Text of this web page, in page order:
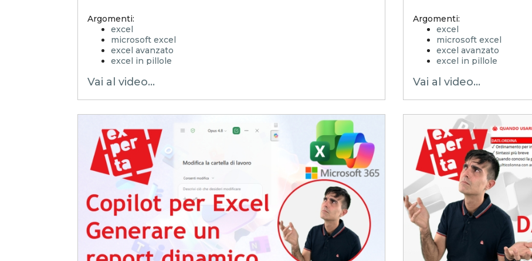
Argomenti:
excel
microsoft excel
excel avanzato
excel in pillole
EXCELtrucchiesegreti
xlsx
excel tips
EXCELoltreognilimiteTRUCCHIeSEGRETI
controllo di gestione
excel facile
excel tutorial italiano
excel magico
microsoft 365
check box
convalida dati
impedire selezione
verifica condizioni
impedire spunta
Vai al video...
Argomenti:
excel
microsoft excel
excel avanzato
excel in pillole
EXCELtrucchiesegreti
xlsx
excel tips
controllo di gestione
excel facile
excel tutorial italiano
excel magico
microsoft 365
formattazione
alert inserimento
Modelli pronti
Vai al video...